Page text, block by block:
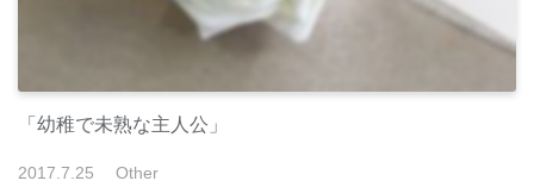
「幼稚で未熟な主人公」
2017.7.25 Other